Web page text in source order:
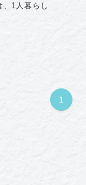
1人暮らし
1